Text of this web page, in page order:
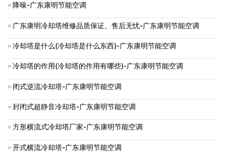
降噪-广东康明节能空调
广东康明冷却塔维修品质保证、售后无忧-广东康明节能空调
冷却塔是什么(冷却塔是什么东西)-广东康明节能空调
冷却塔的作用(冷却塔的作用有哪些)-广东康明节能空调
闭式逆流冷却塔-广东康明节能空调
封闭式超静音冷却塔-广东康明节能空调
方形横流式冷却塔厂家-广东康明节能空调
开式横流冷却塔-广东康明节能空调